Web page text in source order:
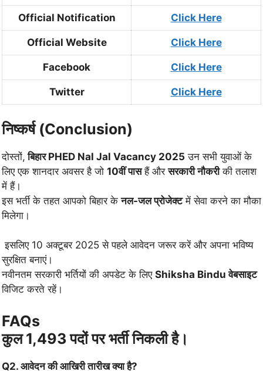
Official Notification Click Here
Official Website Click Here
Facebook Click Here
Twitter Click Here
निष्कर्ष (Conclusion)
दोस्तों, बिहार PHED Nal Jal Vacancy 2025 उन सभी युवाओं के
लिए एक शानदार अवसर है जो 10वीं पासहैं औरसरकारी नौकरीकी तलाश
में हैं।
इस भर्ती के तहत आपको बिहार केनल-जल प्रोजेक्टमें सेवा करने का मौका
मिलेगा।
इसलिए 10 अक्टूबर 2025 से पहले आवेदन जरूर करें और अपना भविष्य
सुरक्षित बनाएं।
नवीनतम सरकारी भर्तियों की अपडेट के लिए Shiksha Bindu वेबसाइट
विजिट करते रहें।
FAQs
कुल1,493 पदोंपर भर्ती निकली है।
Q2. आवेदन की आखिरी तारीख क्या है?